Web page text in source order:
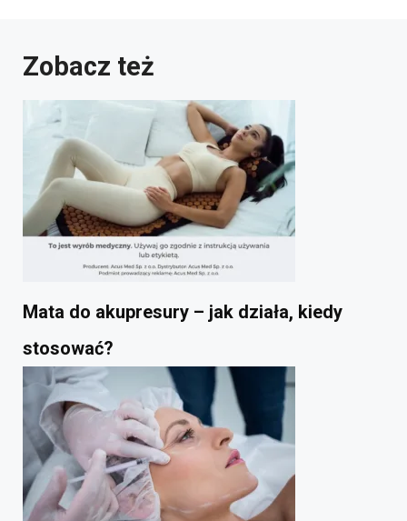
Zobacz też
Mata do akupresury – jak działa, kiedy
stosować?